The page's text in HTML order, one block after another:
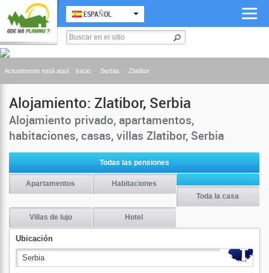
ESPAÑOL
Actualmente está aquí: Inicio Serbia Zlatibor
Alojamiento: Zlatibor, Serbia
Alojamiento privado, apartamentos,
habitaciones, casas, villas Zlatibor, Serbia
Todas las pensiones
Apartamentos
Habitaciones
Toda la casa
Villas de lujo Hotel
Ubicación